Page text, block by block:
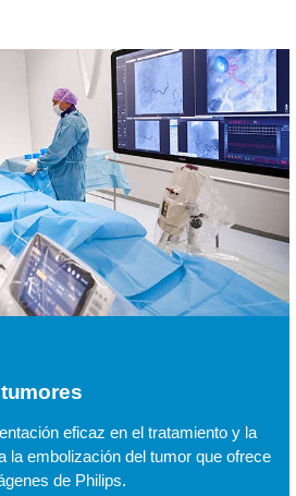
eficaz en el tratamiento y la
la embolización del tumor que ofrece
de Philips.